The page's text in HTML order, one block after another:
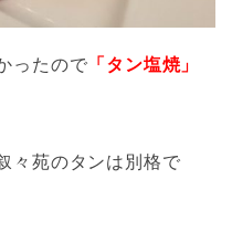
ったので 「タン塩焼」
々苑のタンは別格で